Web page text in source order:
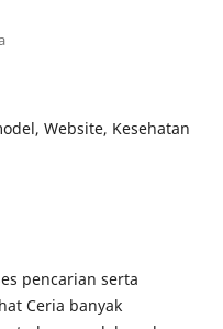
Website, Kesehatan
pencarian serta
Ceria banyak